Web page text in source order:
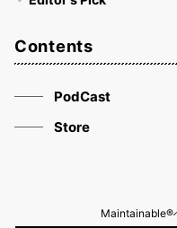
Contents
PodCast
Store
Maintainable®